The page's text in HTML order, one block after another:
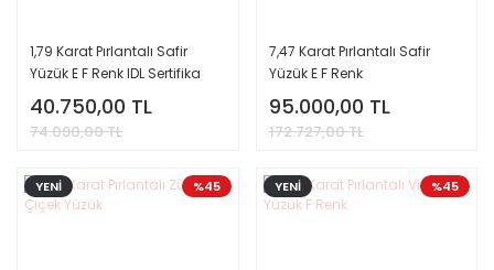
1,79 Karat Pırlantalı Safir
Yüzük E F Renk IDL Sertifika
40.750,00 TL
74.090,00 TL
7,47 Karat Pırlantalı Safir
Yüzük E F Renk
95.000,00 TL
172.727,00 TL
%45
YENİ %45
YENİ